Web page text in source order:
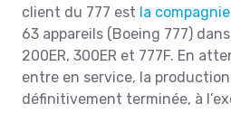
client du 777 est la
63 appareils (Boeing 777)
200ER, 300ER et 777F. En
entre en service, la
définitivement terminée, à